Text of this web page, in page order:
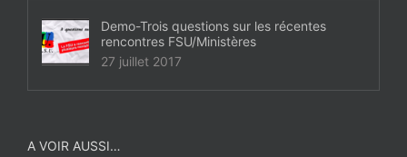
Demo-Trois questions sur les récentes
rencontres FSU/Ministères
27 juillet 2017
A VOIR AUSSI…